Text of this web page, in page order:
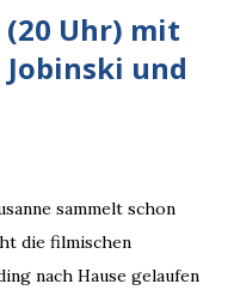
(20 Uhr) mit
und
sammelt schon
die filmischen
nach Hause gelaufen